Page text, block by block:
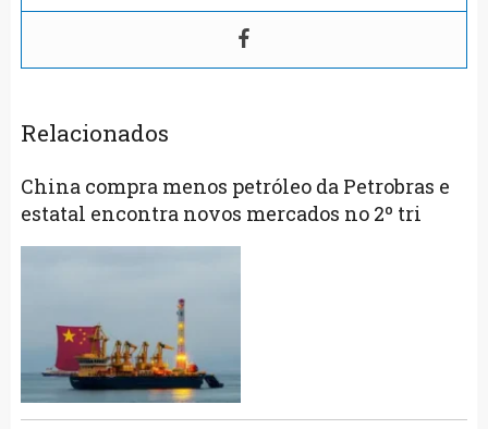
Relacionados
China compra menos petróleo da Petrobras e
estatal encontra novos mercados no 2º tri